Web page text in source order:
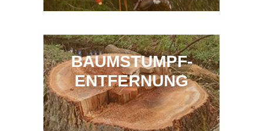
BAUMSTUMPF-
ENTFERNUNG